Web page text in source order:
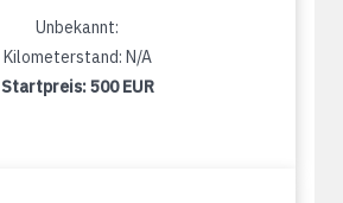
Unbekannt:
Kilometerstand: N/A
Startpreis:500 EUR